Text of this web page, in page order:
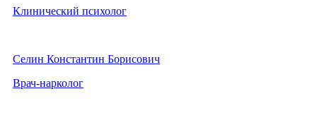
Клинический психолог
Селин Константин Борисович
Врач-нарколог